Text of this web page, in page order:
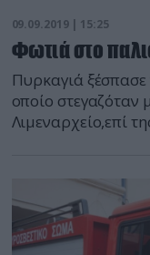
09.09.2019 | 15:25
Φωτιά στο
Πυρκαγιά ξέσπασε
οποίο στεγαζόταν
Λιμεναρχείο,επί
εγκαταλειφθεί
σεισμό. Εδώ και
βρίσκουν